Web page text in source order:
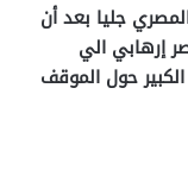
جليا بعد أن
لنقل نحو 30 ألف عنصر إرهابي الي
حول الموقف